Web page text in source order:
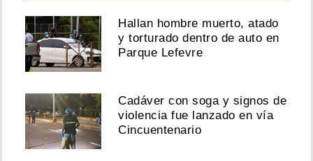
Hallan hombre muerto, atado
y torturado dentro de auto en
Parque Lefevre
Cadáver con soga y signos de
violencia fue lanzado en vía
Cincuentenario